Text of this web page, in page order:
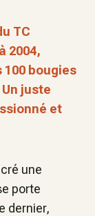
TC
2004,
100 bougies
juste
et
une
porte
dernier,